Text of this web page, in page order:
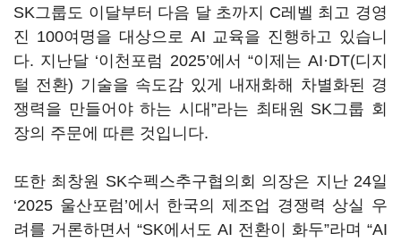
SK그룹도 이달부터 다음 달 초까지 C레벨 최고 경영
진 100여명을 대상으로 AI 교육을 진행하고 있습니
다. 지난달 ‘이천포럼 2025’에서 “이제는AI·DT(디지
털 전환) 기술을 속도감 있게 내재화해 차별화된 경
쟁력을 만들어야 하는 시대 ”라는 최태원 SK그룹 회
장의 주문에 따른 것입니다.
또한 최창원 SK수펙스추구협의회 의장은 지난 24일
‘2025 울산포럼’에서 한국의 제조업 경쟁력 상실 우
려를 거론하면서 “SK에서도 AI 전환이 화두”라며 “AI